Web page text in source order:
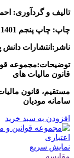
تالیف و گردآوری:
چاپ: چاپ پنجم 1401
ناشر:انتشارات دانش
توضیحات:مجموعه
قانون مالیات های
مستقیم، قانون
سامانه مودیان
افزودن به سبد خرید
نمایش سریع